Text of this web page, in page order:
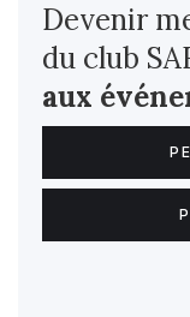
Devenir
du club
aux